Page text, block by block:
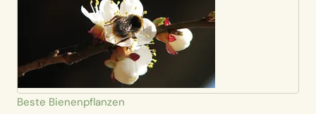
Beste Bienenpflanzen